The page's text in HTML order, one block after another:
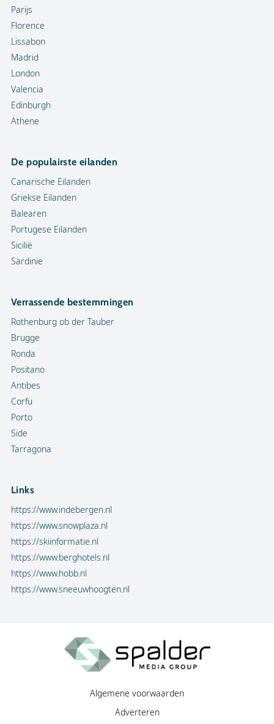
Parijs
Florence
Lissabon
Madrid
London
Valencia
Edinburgh
Athene
De populairste eilanden
Canarische Eilanden
Griekse Eilanden
Balearen
Portugese Eilanden
Sicilië
Sardinië
Verrassende bestemmingen
Rothenburg ob der Tauber
Brugge
Ronda
Positano
Antibes
Corfu
Porto
Side
Tarragona
Links
https://www.indebergen.nl
https://www.snowplaza.nl
https://skiinformatie.nl
https://www.berghotels.nl
https://www.hobb.nl
https://www.sneeuwhoogten.nl
Algemene voorwaarden
Adverteren